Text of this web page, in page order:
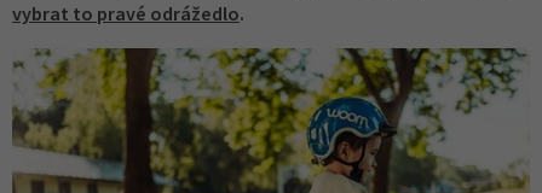
vybrat to pravé odrážedlo.